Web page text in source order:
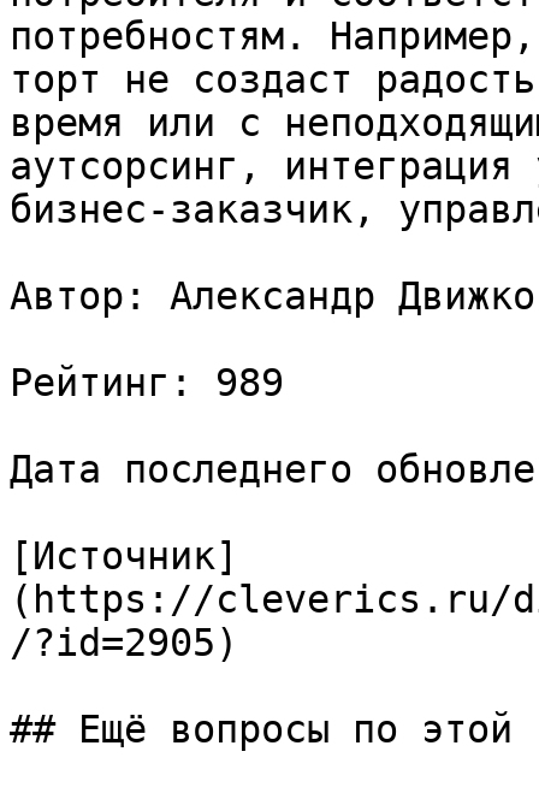
потребностям.
торт не создаст
время или с
аутсорсинг,
бизнес-заказчик,
Автор: Александр
Рейтинг: 989
Дата последнего
[Источник]
(https://cleverics.ru/
/?id=2905)
## Ещё вопросы по этой